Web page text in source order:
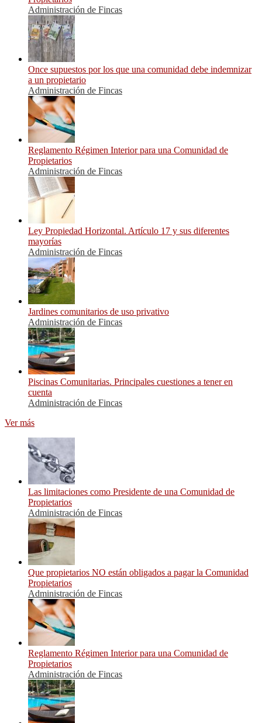
Administración de Fincas
Once supuestos por los que una comunidad debe indemnizar
a un propietario
Administración de Fincas
Reglamento Régimen Interior para una Comunidad de
Propietarios
Administración de Fincas
Ley Propiedad Horizontal. Artículo 17 y sus diferentes
mayorías
Administración de Fincas
Jardines comunitarios de uso privativo
Administración de Fincas
Piscinas Comunitarias. Principales cuestiones a tener en
cuenta
Administración de Fincas
Ver más
Las limitaciones como Presidente de una Comunidad de
Propietarios
Administración de Fincas
Que propietarios NO están obligados a pagar la Comunidad
Propietarios
Administración de Fincas
Reglamento Régimen Interior para una Comunidad de
Propietarios
Administración de Fincas